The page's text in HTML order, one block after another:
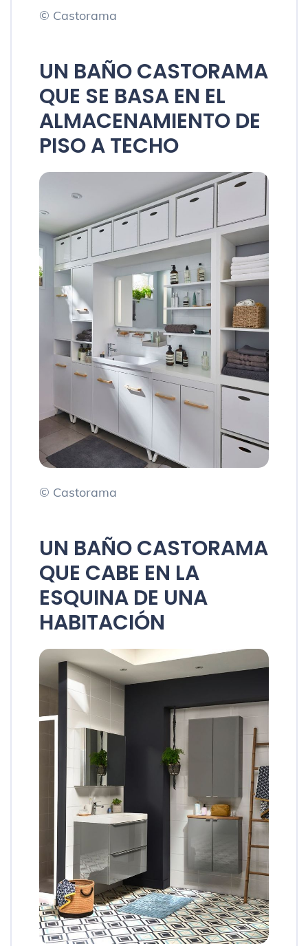
© Castorama
UN BAÑO CASTORAMA
QUE SE BASA EN EL
ALMACENAMIENTO DE
PISO A TECHO
© Castorama
UN BAÑO CASTORAMA
QUE CABE EN LA
ESQUINA DE UNA
HABITACIÓN